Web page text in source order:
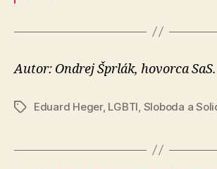
Autor: Ondrej Šprlák, hovorca SaS.
ZnačkyEduard Heger, LGBTI Sloboda a